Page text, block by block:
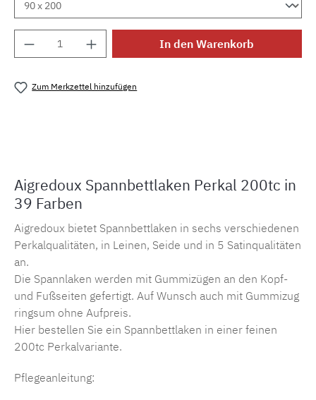
Produkt Anzahl: Gib den gewünschten
In den Warenkorb
Zum Merkzettel hinzufügen
Aigredoux Spannbettlaken Perkal 200tc in
39 Farben
Aigredoux bietet Spannbettlaken in sechs verschiedenen
Perkalqualitäten, in Leinen, Seide und in 5 Satinqualitäten
an.
Die Spannlaken werden mit Gummizügen an den Kopf-
und Fußseiten gefertigt. Auf Wunsch auch mit Gummizug
ringsum ohne Aufpreis.
Hier bestellen Sie ein Spannbettlaken in einer feinen
200tc Perkalvariante.
Pflegeanleitung: